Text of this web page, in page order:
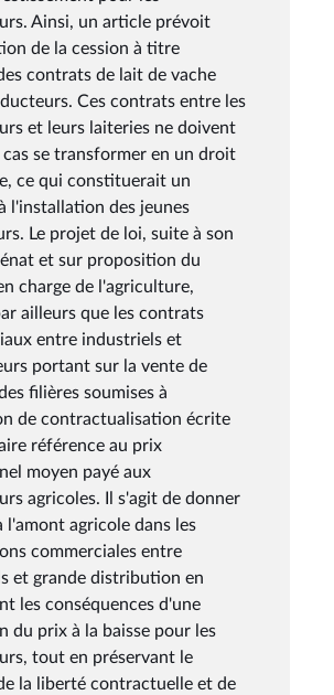
Ainsi, un article prévoit
de la cession à titre
contrats de lait de vache
Ces contrats entre les
et leurs laiteries ne doivent
cas se transformer en un droit
ce qui constituerait un
l'installation des jeunes
Le projet de loi, suite à son
et sur proposition du
charge de l'agriculture,
ailleurs que les contrats
entre industriels et
portant sur la vente de
filières soumises à
de contractualisation écrite
référence au prix
moyen payé aux
agricoles. Il s'agit de donner
l'amont agricole dans les
commerciales entre
et grande distribution en
les conséquences d'une
du prix à la baisse pour les
tout en préservant le
la liberté contractuelle et de